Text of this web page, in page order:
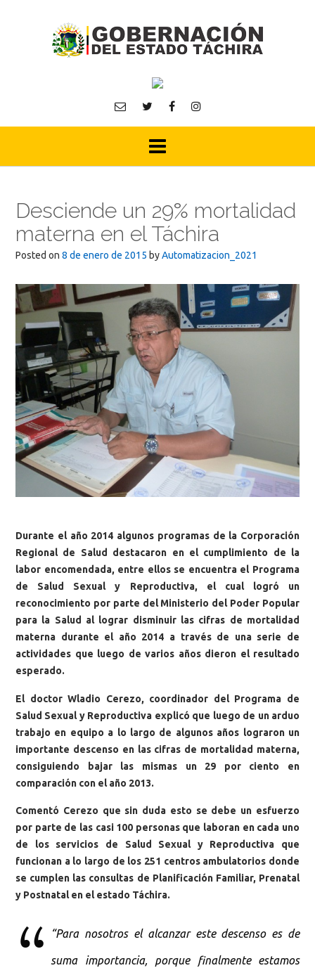
Desciende un 29% mortalidad
materna en el Táchira
Posted on 8 de enero de 2015 byAutomatizacion_2021
Durante el año 2014 algunos programas de la Corporación
Regional de Salud destacaron en el cumplimiento de la
labor encomendada, entre ellos se encuentra el Programa
de Salud Sexual y Reproductiva, el cual logró un
reconocimiento por parte del Ministerio del Poder Popular
para la Salud al lograr disminuir las cifras de mortalidad
materna durante el año 2014 a través de una serie de
actividades que luego de varios años dieron el resultado
esperado.
El doctor Wladio Cerezo, coordinador del Programa de
Salud Sexual y Reproductiva explicó que luego de un arduo
trabajo en equipo a lo largo de algunos años lograron un
importante descenso en las cifras de mortalidad materna,
consiguiendo bajar las mismas un 29 por ciento en
comparación con el año 2013.
Comentó Cerezo que sin duda esto se debe un esfuerzo
por parte de las casi 100 personas que laboran en cada uno
de los servicios de Salud Sexual y Reproductiva que
funcionan a lo largo de los 251 centros ambulatorios donde
se cumplen las consultas de Planificación Familiar, Prenatal
y Postnatal en el estado Táchira.
“Para nosotros el alcanzar este descenso es de
suma importancia, porque finalmente estamos